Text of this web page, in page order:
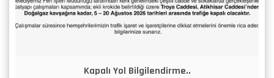
Kapalı Yol Bilgilendirme..